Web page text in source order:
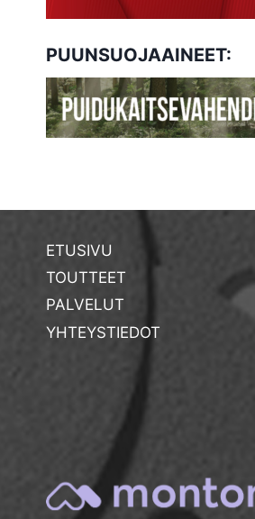
PUUNSUOJAAINEET:
ETUSIVU
TOUTTEET
PALVELUT
YHTEYSTIEDOT